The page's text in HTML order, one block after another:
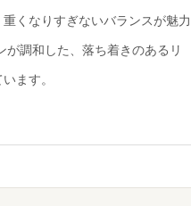
くなりすぎないバランスが魅力
が調和した、落ち着きのあるリ
ます。